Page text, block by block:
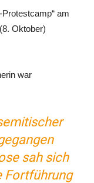
am
Oktober)
war
sah sich
Fortführung